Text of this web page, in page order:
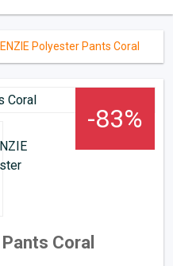
Polyester Pants Coral
-83%
Coral